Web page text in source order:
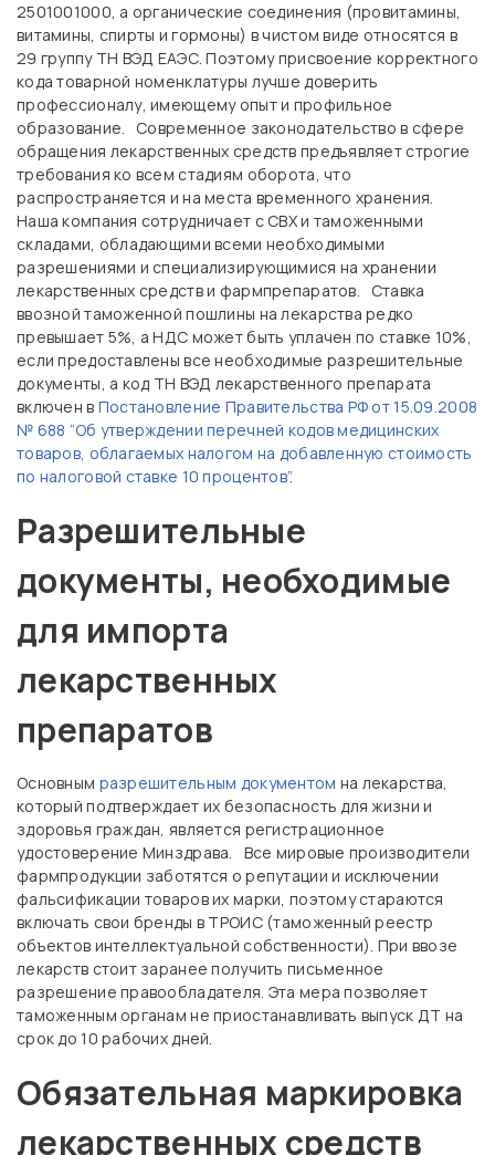
2501001000, а органические соединения (провитамины,
витамины, спирты и гормоны) в чистом виде относятся в
29 группу ТН ВЭД ЕАЭС. Поэтому присвоение корректного
кода товарной номенклатуры лучше доверить
профессионалу, имеющему опыт и профильное
образование. Современное законодательство в сфере
обращения лекарственных средств предъявляет строгие
требования ко всем стадиям оборота, что
распространяется и на места временного хранения.
Наша компания сотрудничает с СВХ и таможенными
складами, обладающими всеми необходимыми
разрешениями и специализирующимися на хранении
лекарственных средств и фармпрепаратов. Ставка
ввозной таможенной пошлины на лекарства редко
превышает 5%, а НДС может быть уплачен по ставке 10%,
если предоставлены все необходимые разрешительные
документы, а код ТН ВЭД лекарственного препарата
включен в Постановление Правительства РФ от 15.09.2008
№ 688 “Об утверждении перечней кодов медицинских
товаров, облагаемых налогом на добавленную стоимость
по налоговой ставке 10 процентов”.
Разрешительные
документы, необходимые
для импорта
лекарственных
препаратов
Основным разрешительным документом на лекарства,
который подтверждает их безопасность для жизни и
здоровья граждан, является регистрационное
удостоверение Минздрава. Все мировые производители
фармпродукции заботятся о репутации и исключении
фальсификации товаров их марки, поэтому стараются
включать свои бренды в ТРОИС (таможенный реестр
объектов интеллектуальной собственности). При ввозе
лекарств стоит заранее получить письменное
разрешение правообладателя. Эта мера позволяет
таможенным органам не приостанавливать выпуск ДТ на
срок до 10 рабочих дней.
Обязательная маркировка
лекарственных средств